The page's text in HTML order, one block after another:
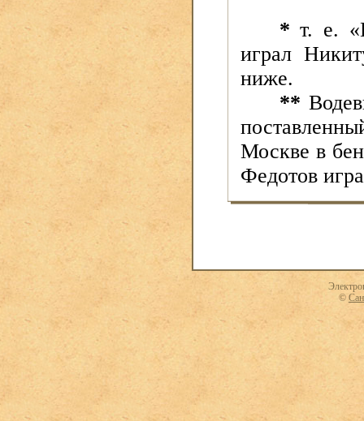
* т. е.
играл
ниже.
**
Москве в
Федотов
©